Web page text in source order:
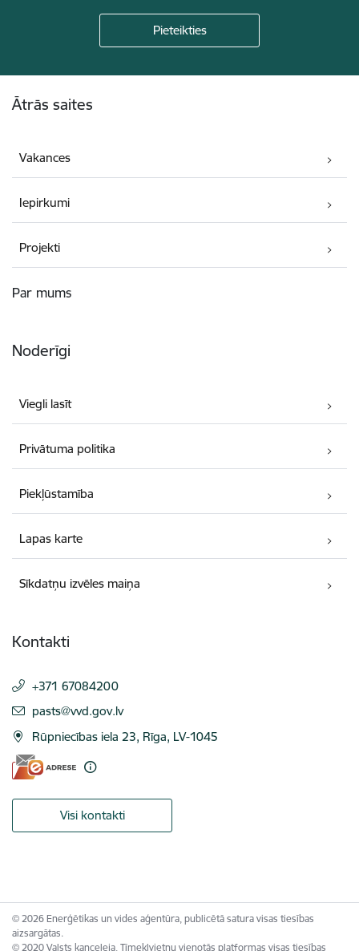
Ātrās saites
Vakances
Iepirkumi
Projekti
Par mums
Noderīgi
Viegli lasīt
Privātuma politika
Piekļūstamība
Lapas karte
Sīkdatņu izvēles maiņa
Kontakti
+371 67084200
E-pasts:
pasts@vvd.gov.lv
Rūpniecības iela 23, Rīga, LV-1045
Visi kontakti
© 2026 Enerģētikas un vides aģentūra, publicētā satura visas tiesības
aizsargātas.
© 2020 Valsts kanceleja, Tīmekļvietņu vienotās platformas visas tiesības